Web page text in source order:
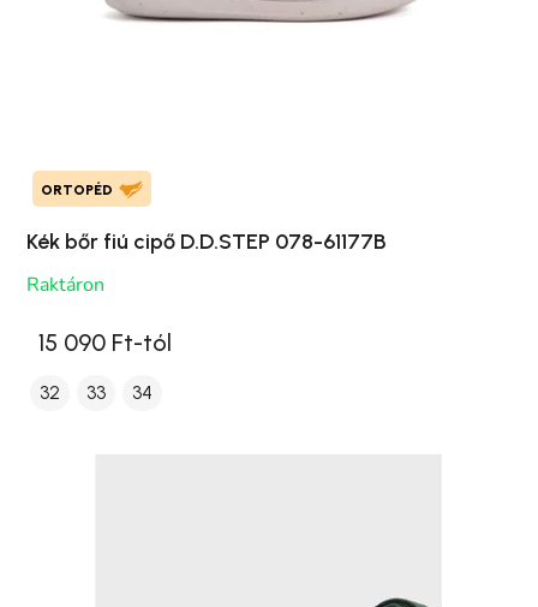
ORTOPÉD
Kék bőr fiú cipő D.D.STEP 078-61177B
Raktáron
15 090 Ft-tól
32 33 34